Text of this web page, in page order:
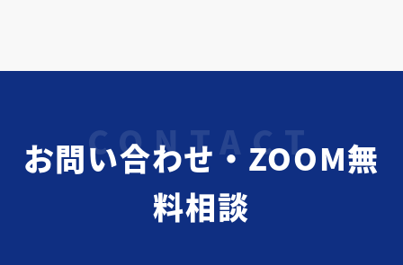
お問い合わせ・ZOOM無
料相談